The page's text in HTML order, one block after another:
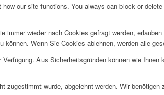
our site functions. You always can block or
wieder nach Cookies gefragt werden,
Wenn Sie Cookies ablehnen, werden alle
Aus Sicherheitsgründen können wie
wurde, abgelehnt werden. Wir